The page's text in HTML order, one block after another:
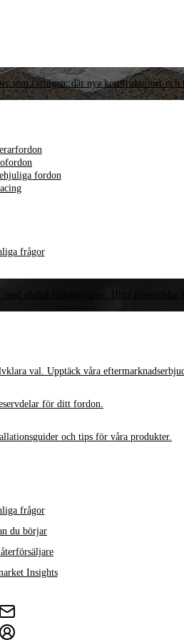
som racingen, där nya konstruktioner och
fordon
frågor
med global tillgänglighet. Hitta reservdelar
val. Upptäck våra
för ditt fordon.
och tips för våra produkter.
frågor
du börjar
Insights